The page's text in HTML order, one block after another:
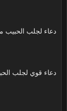
دعاء لجلب الحبيب
دعاء قوي لجلب